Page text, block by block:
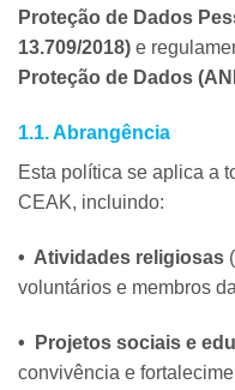
Proteção de Dados
13.709/2018) e
Proteção de Dados
1.1. Abrangência
Esta política se aplica a
CEAK, incluindo:
• Atividades religiosas
voluntários e membros
• Projetos sociais e
convivência e